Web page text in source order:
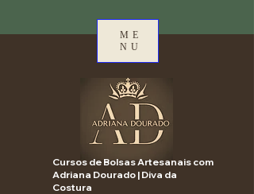
ME
NU
Cursos de Bolsas Artesanais com
Adriana Dourado | Diva da
Costura